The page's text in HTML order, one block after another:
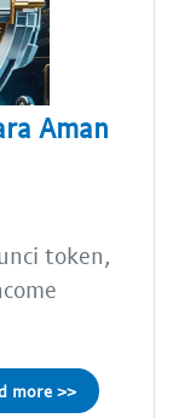
Aman
token,
more >>